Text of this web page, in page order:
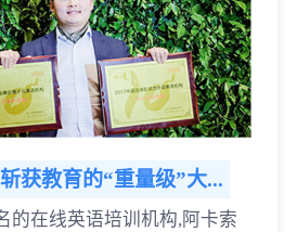
获教育的“重量级”大...
的在线英语培训机构,阿卡索